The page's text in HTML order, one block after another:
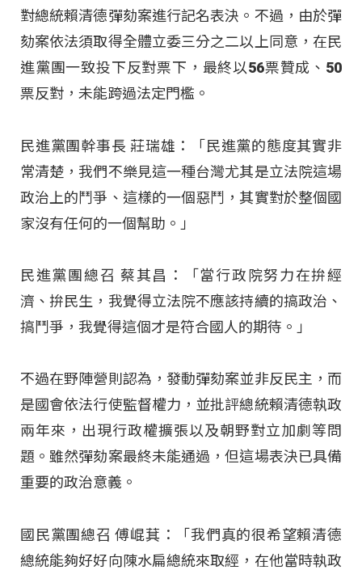
對總統賴清德彈劾案進行記名表決。不過，由於彈
劾案依法須取得全體立委三分之二以上同意，在民
進黨團一致投下反對票下，最終以56票贊成、50
票反對，未能跨過法定門檻。
民進黨團幹事長 莊瑞雄：「民進黨的態度其實非
常清楚，我們不樂見這一種台灣尤其是立法院這場
政治上的鬥爭、這樣的一個惡鬥，其實對於整個國
家沒有任何的一個幫助。」
民進黨團總召 蔡其昌：「當行政院努力在拚經
濟、拚民生，我覺得立法院不應該持續的搞政治、
搞鬥爭，我覺得這個才是符合國人的期待。」
不過在野陣營則認為，發動彈劾案並非反民主，而
是國會依法行使監督權力，並批評總統賴清德執政
兩年來，出現行政權擴張以及朝野對立加劇等問
題。雖然彈劾案最終未能通過，但這場表決已具備
重要的政治意義。
國民黨團總召 傅崐萁：「我們真的很希望賴清德
總統能夠好好向陳水扁總統來取經，在他當時執政